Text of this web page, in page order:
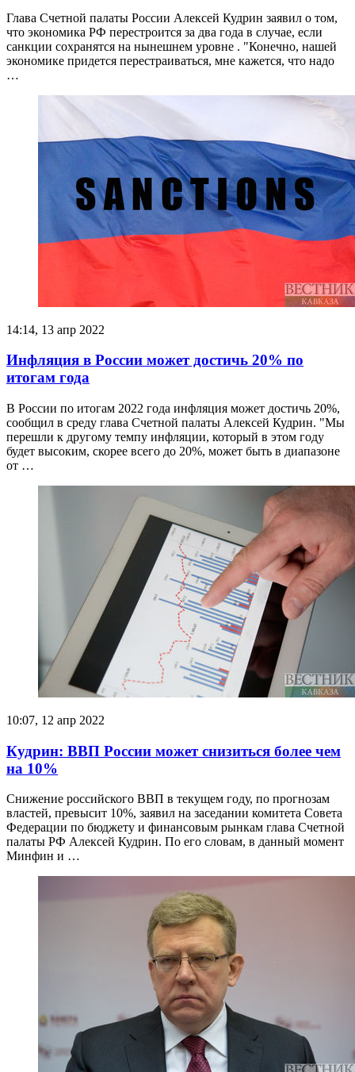
Глава Счетной палаты России Алексей Кудрин заявил о том,
что экономика РФ перестроится за два года в случае, если
санкции сохранятся на нынешнем уровне . "Конечно, нашей
экономике придется перестраиваться, мне кажется, что надо
…
14:14, 13 апр 2022
Инфляция в России может достичь 20% по
итогам года
В России по итогам 2022 года инфляция может достичь 20%,
сообщил в среду глава Счетной палаты Алексей Кудрин. "Мы
перешли к другому темпу инфляции, который в этом году
будет высоким, скорее всего до 20%, может быть в диапазоне
от …
10:07, 12 апр 2022
Кудрин: ВВП России может снизиться более чем
на 10%
Снижение российского ВВП в текущем году, по прогнозам
властей, превысит 10%, заявил на заседании комитета Совета
Федерации по бюджету и финансовым рынкам глава Счетной
палаты РФ Алексей Кудрин. По его словам, в данный момент
Минфин и …